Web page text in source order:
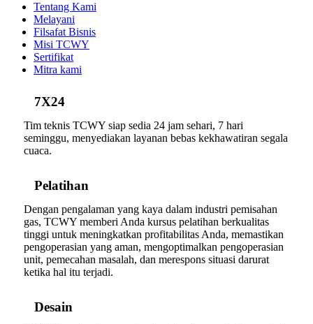
Tentang Kami
Melayani
Filsafat Bisnis
Misi TCWY
Sertifikat
Mitra kami
7X24
Tim teknis TCWY siap sedia 24 jam sehari, 7 hari
seminggu, menyediakan layanan bebas kekhawatiran segala
cuaca.
Pelatihan
Dengan pengalaman yang kaya dalam industri pemisahan
gas, TCWY memberi Anda kursus pelatihan berkualitas
tinggi untuk meningkatkan profitabilitas Anda, memastikan
pengoperasian yang aman, mengoptimalkan pengoperasian
unit, pemecahan masalah, dan merespons situasi darurat
ketika hal itu terjadi.
Desain